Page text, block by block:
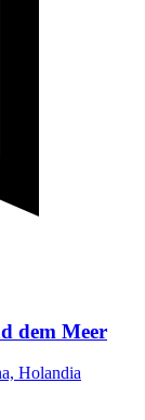
dem Meer
Holandia